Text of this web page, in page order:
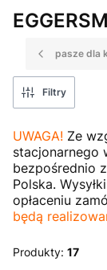
pasze dla
Filtry
UWAGA! Ze
stacjonarnego
bezpośrednio
Polska.
opłaceniu
będą
Produkty: 17